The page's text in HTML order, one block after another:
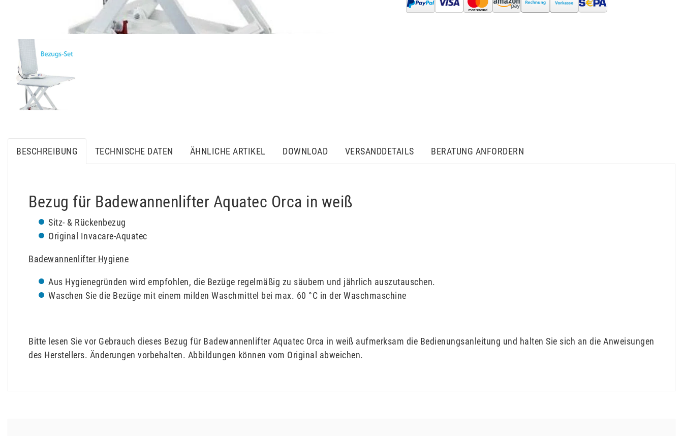
BESCHREIBUNG TECHNISCHE DATEN ÄHNLICHE ARTIKEL DOWNLOAD VERSANDDETAILS BERATUNG ANFORDERN
Bezug für Badewannenlifter Aquatec Orca in weiß
Sitz- & Rückenbezug
Original Invacare-Aquatec
Badewannenlifter Hygiene
Aus Hygienegründen wird empfohlen, die Bezüge regelmäßig zu säubern und jährlich auszutauschen.
Waschen Sie die Bezüge mit einem milden Waschmittel bei max. 60 °C in der Waschmaschine
Bitte lesen Sie vor Gebrauch dieses Bezug für Badewannenlifter Aquatec Orca in weiß aufmerksam die Bedienungsanleitung und halten Sie sich an die Anweisungen
des Herstellers. Änderungen vorbehalten. Abbildungen können vom Original abweichen.